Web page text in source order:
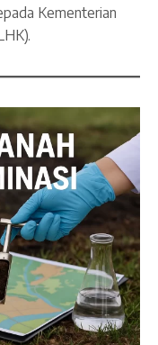
Kementerian